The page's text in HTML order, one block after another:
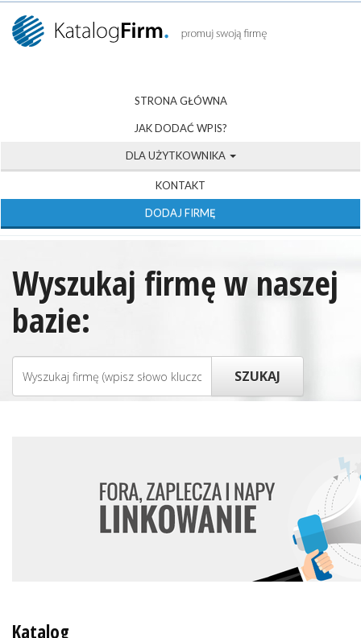
STRONA GŁÓWNA
JAK DODAĆ WPIS?
DLA UŻYTKOWNIKA
KONTAKT
DODAJ FIRMĘ
Wyszukaj firmę w naszej
bazie:
Katalog